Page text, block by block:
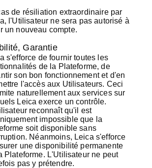
de résiliation extraordinaire par
l'Utilisateur ne sera pas autorisé à
un nouveau compte.
Garantie
s'efforce de fournir toutes les
de la Plateforme, de
son bon fonctionnement et d'en
l'accès aux Utilisateurs. Ceci
naturellement aux services sur
Leica exerce un contrôle.
reconnaît qu'il est
impossible que la
soit disponible sans
Néanmoins, Leica s'efforce
une disponibilité permanente
Plateforme. L'Utilisateur ne peut
pas y prétendre.